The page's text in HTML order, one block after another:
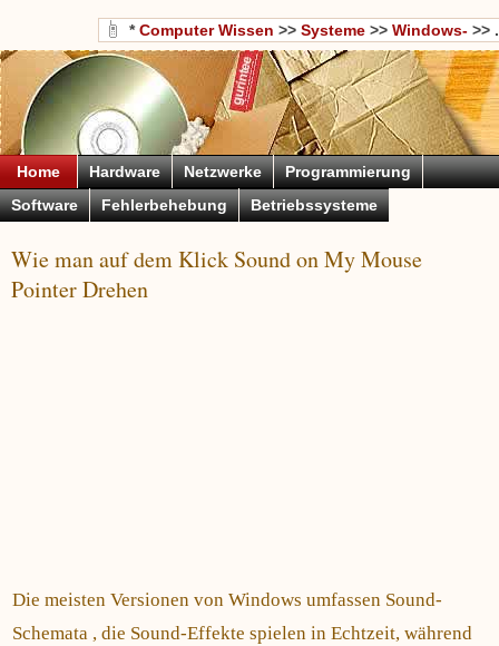
*Computer Wissen >> Systeme >> Windows- >> .
Home Hardware Netzwerke
Programmierung
Software
Fehlerbehebung Betriebssysteme
Wie man auf dem Klick Sound on My Mouse
Pointer Drehen
Die meisten Versionen von Windows umfassen Sound-
Schemata , die Sound-Effekte spielen in Echtzeit, während